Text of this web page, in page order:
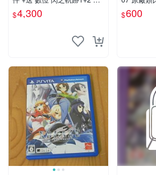
修一年 品質有保障
$4,300
D搖桿 左
走 飄移
$600